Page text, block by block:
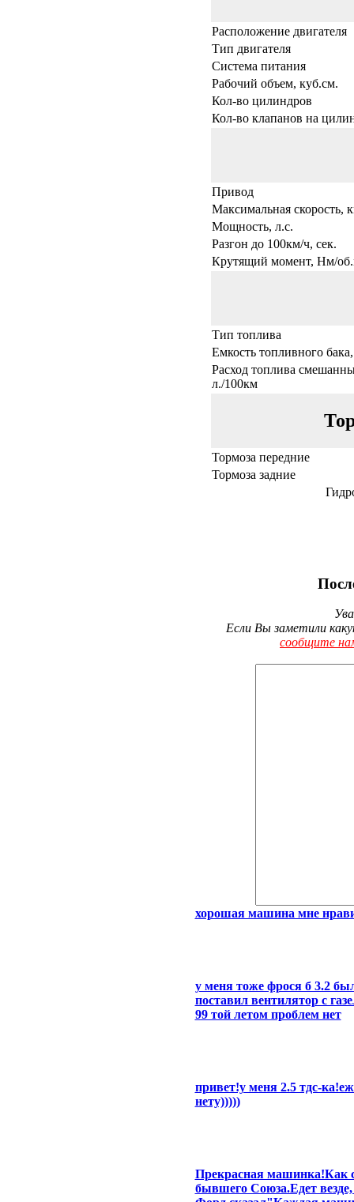
Расположение двигателя
Тип двигателя
Система питания
Рабочий объем, куб.см.
Кол-во цилиндров
Кол-во клапанов на
Привод
Максимальная скорость,
Мощность, л.с.
Разгон до 100км/ч, сек.
Крутящий момент, Нм/
Тип топлива
Емкость топливного
Расход топлива
л./100км
Тормоза передние
Тормоза задние
Если Вы заметили
сообщите
хорошая машина мне
у меня тоже фрося б 3.2
поставил вентилятор с
99 той летом проблем нет
привет!у меня 2.5 тдс-
нету)))))
Прекрасная машинка!Как
бывшего Союза.Едет